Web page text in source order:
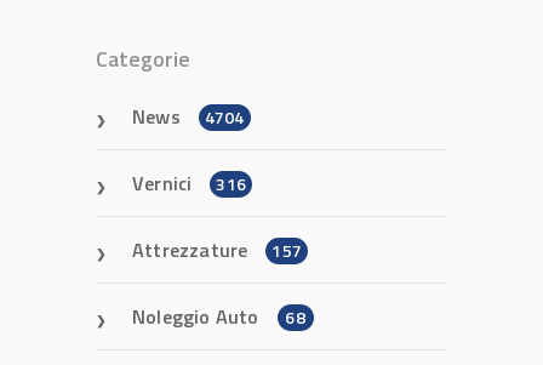
Categorie
News 4704
Vernici 316
Attrezzature 157
Noleggio Auto 68